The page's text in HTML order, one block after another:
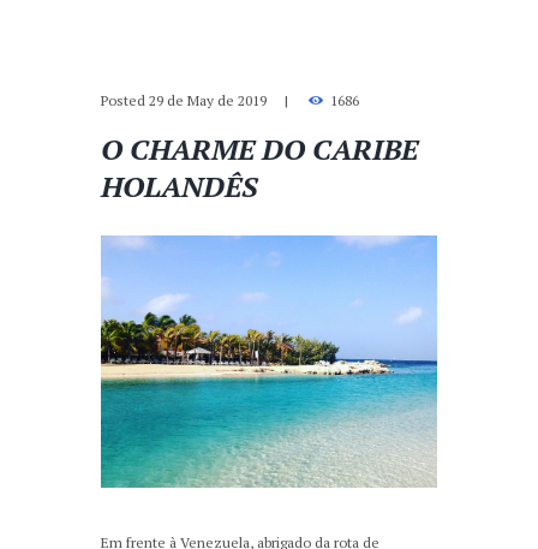
Posted 29 de May de 2019 1686
O CHARME DO CARIBE
HOLANDÊS
Em frente à Venezuela, abrigado da rota de